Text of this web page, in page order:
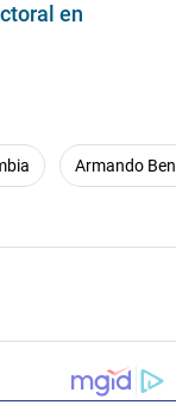
en
Armando